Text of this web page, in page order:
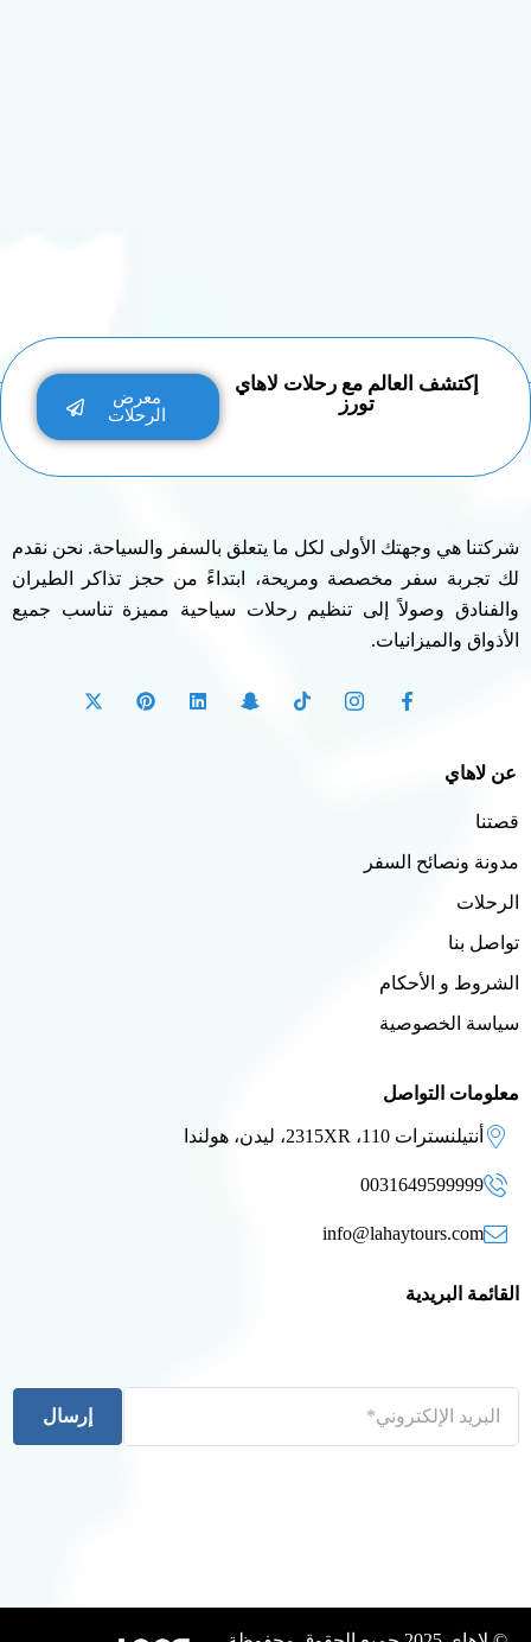
إكتشف العالم مع رحلات لاهاي
تورز
معرض
الرحلات
شركتنا هي وجهتك الأولى لكل ما يتعلق بالسفر والسياحة. نحن نقدم
لك تجربة سفر مخصصة ومريحة، ابتداءً من حجز تذاكر الطيران
والفنادق وصولاً إلى تنظيم رحلات سياحية مميزة تناسب جميع
الأذواق والميزانيات.
عن لاهاي
قصتنا
مدونة ونصائح السفر
الرحلات
تواصل بنا
الشروط و الأحكام
سياسة الخصوصية
معلومات التواصل
أنتيلنسترات 110، 2315XR، ليدن، هولندا
0031649599999
info@lahaytours.com
القائمة البريدية
إرسال